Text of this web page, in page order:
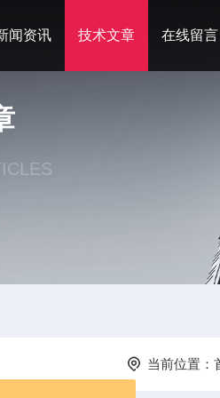
闻资讯 技术文章 在线留言
当前位置：